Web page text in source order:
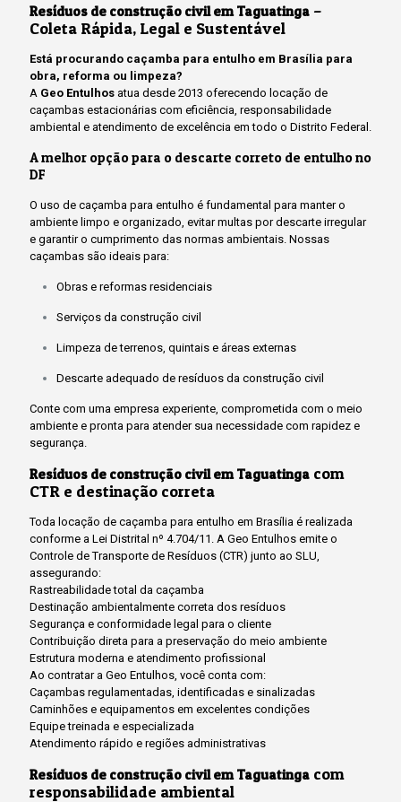
Resíduos de construção civil em Taguatinga –
Coleta Rápida, Legal e Sustentável
Está procurando caçamba para entulho em Brasília para
obra, reforma ou limpeza?
A Geo Entulhos atua desde 2013 oferecendo locação de
caçambas estacionárias com eficiência, responsabilidade
ambiental e atendimento de excelência em todo o Distrito Federal.
A melhor opção para o descarte correto de entulho no
DF
O uso de caçamba para entulho é fundamental para manter o
ambiente limpo e organizado, evitar multas por descarte irregular
e garantir o cumprimento das normas ambientais. Nossas
caçambas são ideais para:
Obras e reformas residenciais
Serviços da construção civil
Limpeza de terrenos, quintais e áreas externas
Descarte adequado de resíduos da construção civil
Conte com uma empresa experiente, comprometida com o meio
ambiente e pronta para atender sua necessidade com rapidez e
segurança.
Resíduos de construção civil em Taguatinga com
CTR e destinação correta
Toda locação de caçamba para entulho em Brasília é realizada
conforme a Lei Distrital nº 4.704/11. A Geo Entulhos emite o
Controle de Transporte de Resíduos (CTR) junto ao SLU,
assegurando:
Rastreabilidade total da caçamba
Destinação ambientalmente correta dos resíduos
Segurança e conformidade legal para o cliente
Contribuição direta para a preservação do meio ambiente
Estrutura moderna e atendimento profissional
Ao contratar a Geo Entulhos, você conta com:
Caçambas regulamentadas, identificadas e sinalizadas
Caminhões e equipamentos em excelentes condições
Equipe treinada e especializada
Atendimento rápido e regiões administrativas
Resíduos de construção civil em Taguatinga com
responsabilidade ambiental